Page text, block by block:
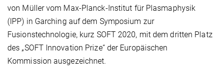
von Müller vom Max-Planck-Institut für Plasma­physik
(IPP) in Garching auf dem Symposium zur
Fusionstechnologie, kurz SOFT 2020, mit dem dritten Platz
des „SOFT Innovation Prize“ der Europäischen
Kommission ausgezeichnet.